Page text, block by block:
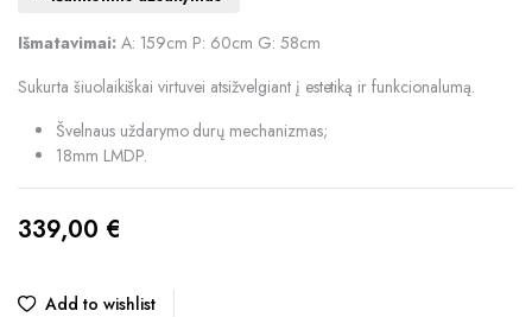
Išmatavimai: A: 159cm P: 60cm G: 58cm
Sukurta šiuolaikiškai virtuvei atsižvelgiant į estetiką ir funkcionalumą.
Švelnaus uždarymo durų mechanizmas;
18mm LMDP.
339,00 €
Add to wishlist